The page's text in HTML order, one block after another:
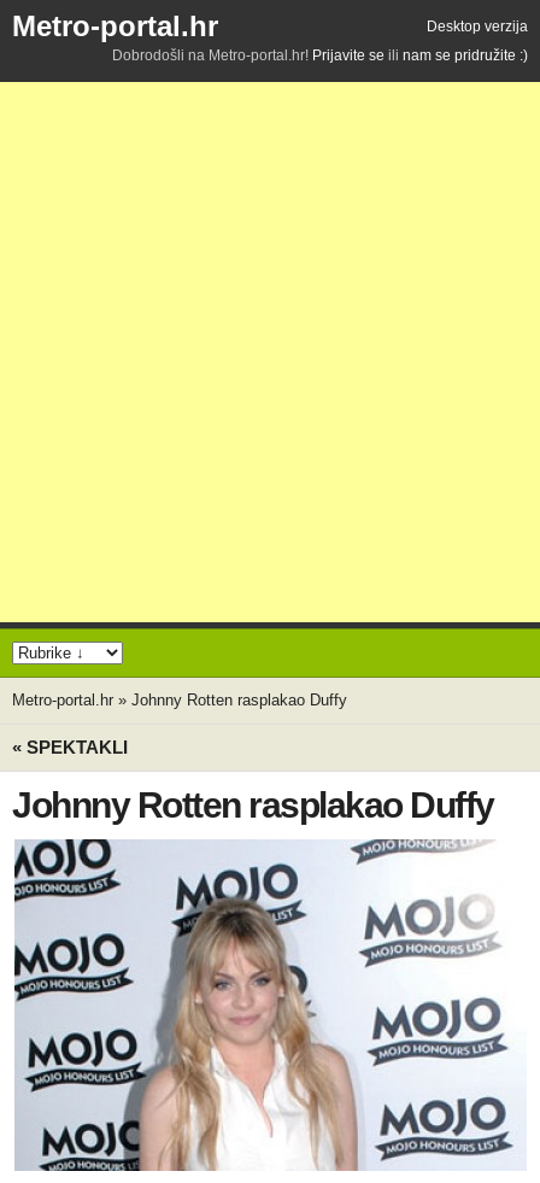
Metro-portal.hr
Desktop verzija
Dobrodošli na Metro-portal.hr! Prijavite se ili nam se pridružite :)
Metro-portal.hr » Johnny Rotten rasplakao Duffy
« SPEKTAKLI
Johnny Rotten rasplakao Duffy